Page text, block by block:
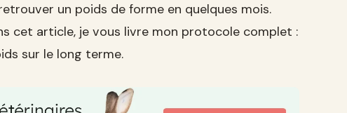
un poids de forme en quelques mois.
cet article, je vous livre mon protocole complet :
sur le long terme.